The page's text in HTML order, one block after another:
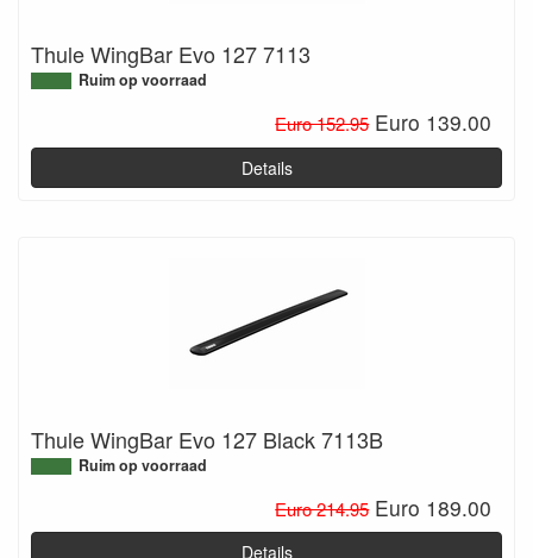
Thule WingBar Evo 127 7113
Ruim op voorraad
Euro 152.95 Euro 139.00
Details
Thule WingBar Evo 127 Black 7113B
Ruim op voorraad
Euro 214.95 Euro 189.00
Details